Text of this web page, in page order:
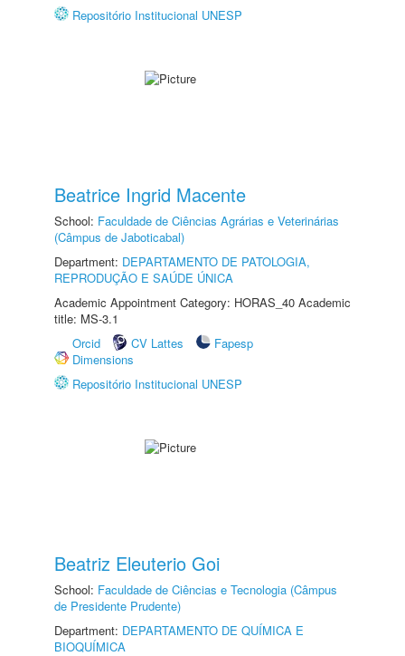
Repositório Institucional UNESP
Beatrice Ingrid Macente
School: Faculdade de Ciências Agrárias e Veterinárias
(Câmpus de Jaboticabal)
Department: DEPARTAMENTO DE PATOLOGIA,
REPRODUÇÃO E SAÚDE ÚNICA
Academic Appointment Category: HORAS_40 Academic
title: MS-3.1
Orcid
CV Lattes
Fapesp
Dimensions
Repositório Institucional UNESP
Beatriz Eleuterio Goi
School: Faculdade de Ciências e Tecnologia (Câmpus
de Presidente Prudente)
Department: DEPARTAMENTO DE QUÍMICA E
BIOQUÍMICA